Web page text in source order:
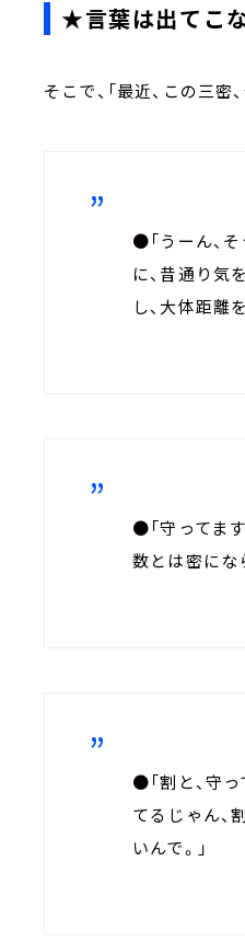
★言葉は出てこな
そこで、「最近、この三密
●「うーん、
に、昔通り気
し、大体距離
●「守ってま
数とは密にな
●「割と、守
てるじゃん、
いんで。」